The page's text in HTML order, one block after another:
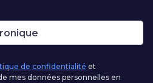
de confidentialité et
mes données personnelles en